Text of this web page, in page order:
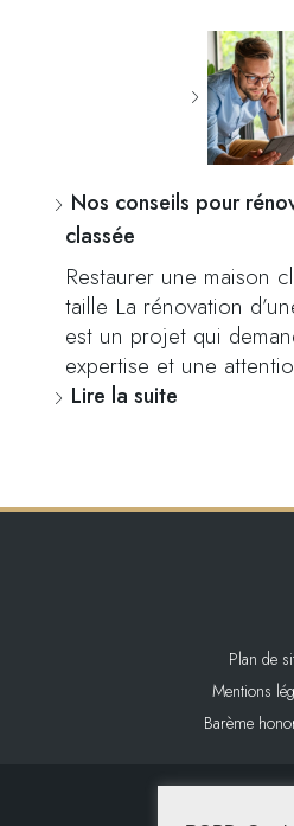
Nos conseils pour
classée
Restaurer une maison
taille La rénovation
est un projet qui
expertise et une
Lire la suite
Plan de
Mentions
Barème